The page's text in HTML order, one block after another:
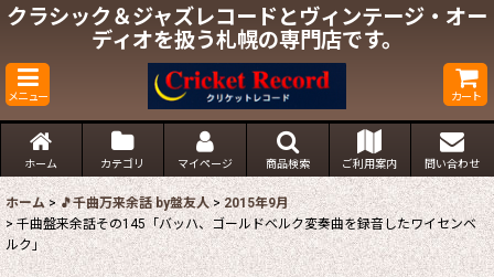
クラシック＆ジャズレコードとヴィンテージ・オー
ディオを扱う札幌の専門店です。
メニュー カート
ホーム カテゴリ マイページ 商品検索 ご利用案内 問い合わせ
ホーム > 🎵千曲万来余話 by盤友人 > 2015年9月
> 千曲盤来余話その145「バッハ、ゴールドベルク変奏曲を録音したワイセンベ
ルク」